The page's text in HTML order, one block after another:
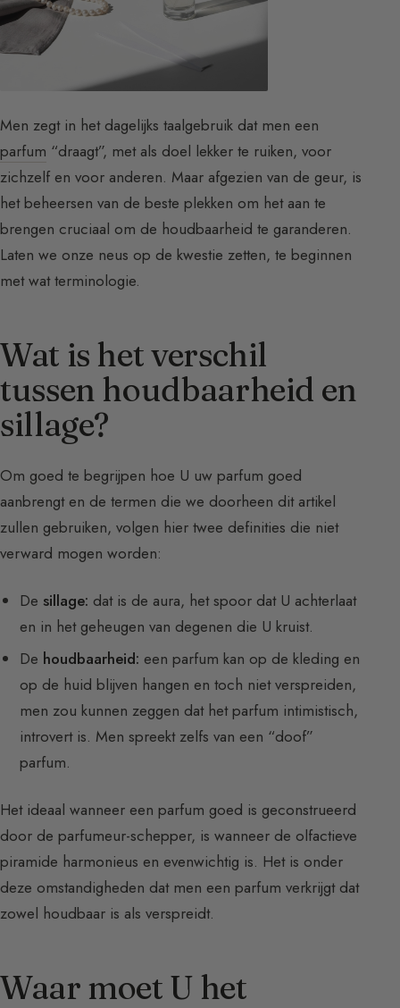
Men zegt in het dagelijks taalgebruik dat men een
parfum “draagt”, met als doel lekker te ruiken, voor
zichzelf en voor anderen. Maar afgezien van de geur, is
het beheersen van de beste plekken om het aan te
brengen cruciaal om de houdbaarheid te garanderen.
Laten we onze neus op de kwestie zetten, te beginnen
met wat terminologie.
Wat is het verschil
tussen houdbaarheid en
sillage?
Om goed te begrijpen hoe U uw parfum goed
aanbrengt en de termen die we doorheen dit artikel
zullen gebruiken, volgen hier twee definities die niet
verward mogen worden:
De sillage: dat is de aura, het spoor dat U achterlaat
en in het geheugen van degenen die U kruist.
De houdbaarheid: een parfum kan op de kleding en
op de huid blijven hangen en toch niet verspreiden,
men zou kunnen zeggen dat het parfum intimistisch,
introvert is. Men spreekt zelfs van een “doof”
parfum.
Het ideaal wanneer een parfum goed is geconstrueerd
door de parfumeur-schepper, is wanneer de olfactieve
piramide harmonieus en evenwichtig is. Het is onder
deze omstandigheden dat men een parfum verkrijgt dat
zowel houdbaar is als verspreidt.
Waar moet U het